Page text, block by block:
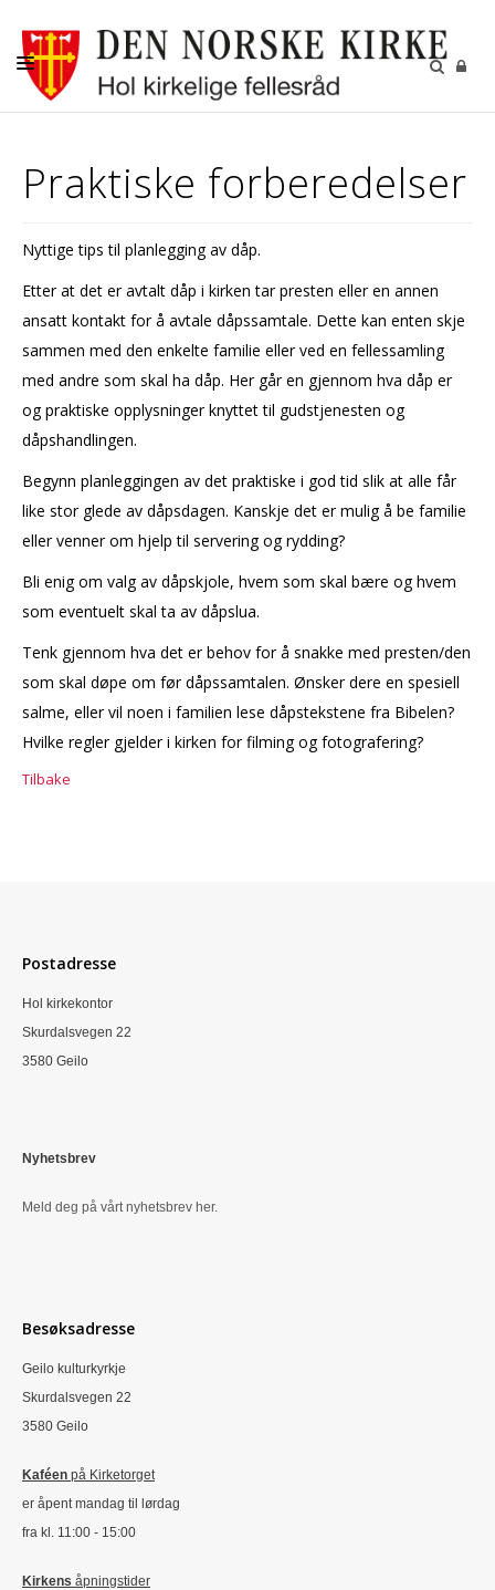
KONFIRMASJON
GRAVFERD
FASTE AKTIVITETER
NYHETSBREV
Praktiske forberedelser
Nyttige tips til planlegging av dåp.
Etter at det er avtalt dåp i kirken tar presten eller en annen
ansatt kontakt for å avtale dåpssamtale. Dette kan enten skje
sammen med den enkelte familie eller ved en fellessamling
med andre som skal ha dåp. Her går en gjennom hva dåp er
og praktiske opplysninger knyttet til gudstjenesten og
dåpshandlingen.
Begynn planleggingen av det praktiske i god tid slik at alle får
like stor glede av dåpsdagen. Kanskje det er mulig å be familie
eller venner om hjelp til servering og rydding?
Bli enig om valg av dåpskjole, hvem som skal bære og hvem
som eventuelt skal ta av dåpslua.
Tenk gjennom hva det er behov for å snakke med presten/den
som skal døpe om før dåpssamtalen. Ønsker dere en spesiell
salme, eller vil noen i familien lese dåpstekstene fra Bibelen?
Hvilke regler gjelder i kirken for filming og fotografering?
Tilbake
Postadresse
Hol kirkekontor
Skurdalsvegen 22
3580 Geilo
Nyhetsbrev
Meld deg på vårt nyhetsbrev her.
Besøksadresse
Geilo kulturkyrkje
Skurdalsvegen 22
3580 Geilo
Kaféen på Kirketorget
er åpent mandag til lørdag
fra kl. 11:00 - 15:00
Kirkens åpningstider